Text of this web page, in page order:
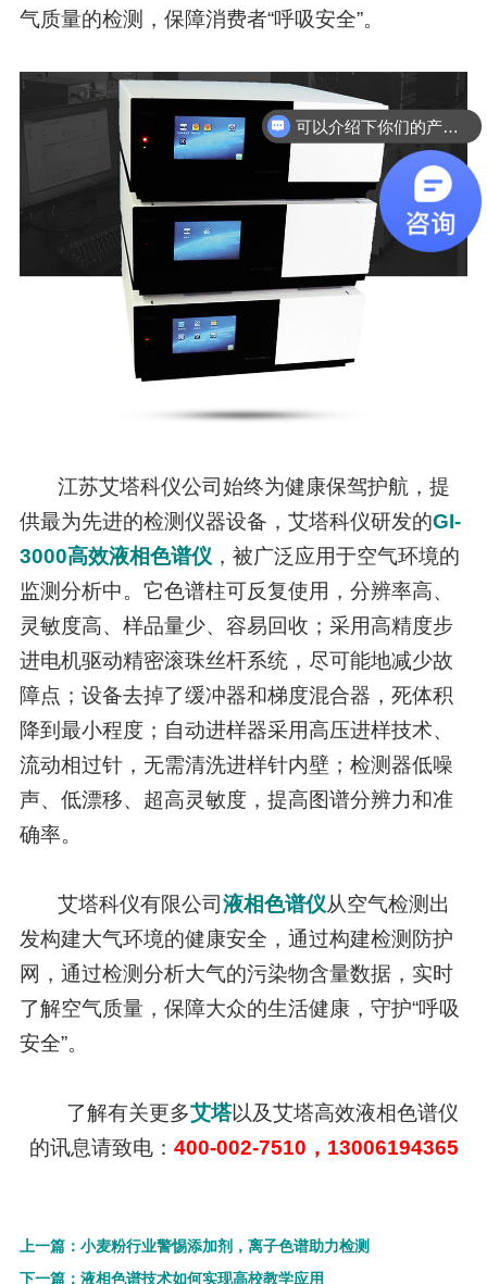
气质量的检测，保障消费者“呼吸安全”。
江苏艾塔科仪公司始终为健康保驾护航，提
供最为先进的检测仪器设备，艾塔科仪研发的GI-
3000高效液相色谱仪，被广泛应用于空气环境的
监测分析中。它色谱柱可反复使用，分辨率高、
灵敏度高、样品量少、容易回收；采用高精度步
进电机驱动精密滚珠丝杆系统，尽可能地减少故
障点；设备去掉了缓冲器和梯度混合器，死体积
降到最小程度；自动进样器采用高压进样技术、
流动相过针，无需清洗进样针内壁；检测器低噪
声、低漂移、超高灵敏度，提高图谱分辨力和准
确率。
艾塔科仪有限公司液相色谱仪从空气检测出
发构建大气环境的健康安全，通过构建检测防护
网，通过检测分析大气的污染物含量数据，实时
了解空气质量，保障大众的生活健康，守护“呼吸
安全”。
了解有关更多艾塔以及艾塔高效液相色谱仪
的讯息请致电： 400-002-7510，13006194365
上一篇：小麦粉行业警惕添加剂，离子色谱助力检测
下一篇：液相色谱技术如何实现高校教学应用
可以介绍下你们的产品么